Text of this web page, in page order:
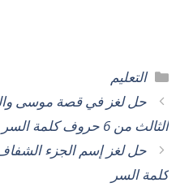
التصنيفات
التعليم
حل لغز في قصة موسى
الثالث من 6 حروف كلمة السر
كلمة السر